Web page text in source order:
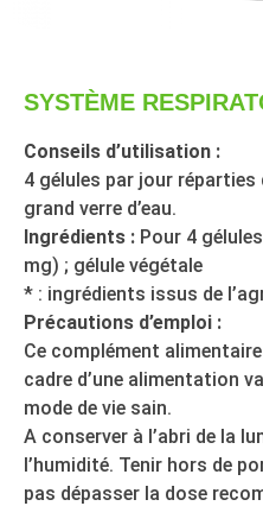
SYSTÈME
Conseils d’utilisation :
4 gélules par jour réparties
grand verre d’eau.
Ingrédients : Pour 4
mg) ; gélule végétale
* : ingrédients issus de
Précautions d’emploi :
Ce complément
cadre d’une alimentation
mode de vie sain.
A conserver à l’abri de la
l’humidité. Tenir hors de
pas dépasser la dose